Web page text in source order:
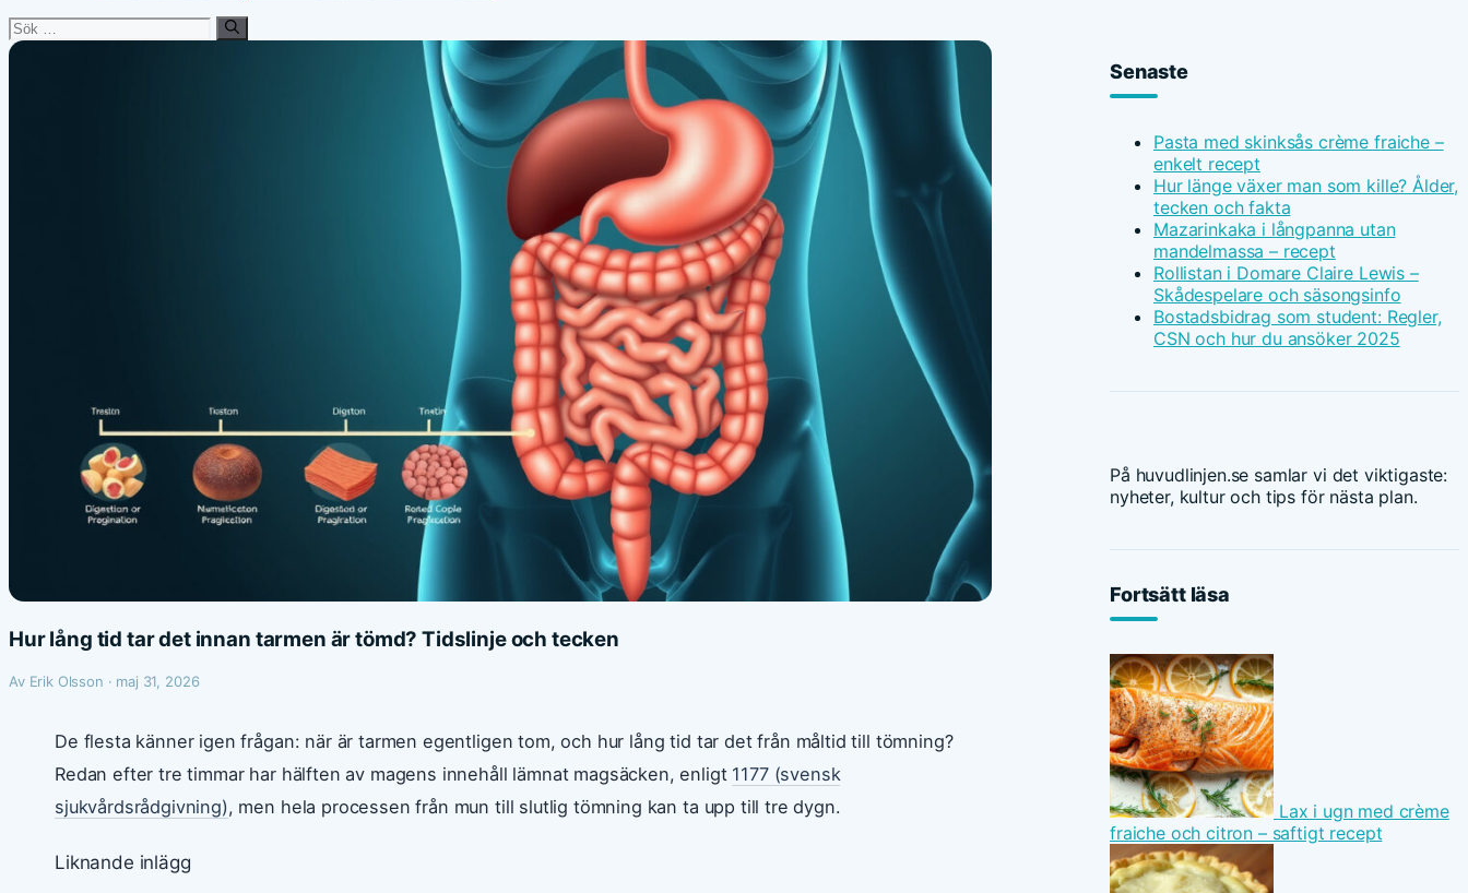
Sök
efter:
Hur lång tid tar det innan tarmen är tömd? Tidslinje och tecken
Av Erik Olsson · maj 31, 2026
De flesta känner igen frågan: när är tarmen egentligen tom, och hur lång tid tar det från måltid till tömning?
Redan efter tre timmar har hälften av magens innehåll lämnat magsäcken, enligt 1177 (svensk
sjukvårdsrådgivning), men hela processen från mun till slutlig tömning kan ta upp till tre dygn.
Liknande inlägg
Senaste
Pasta med skinksås crème fraiche –
enkelt recept
Hur länge växer man som kille? Ålder,
tecken och fakta
Mazarinkaka i långpanna utan
mandelmassa – recept
Rollistan i Domare Claire Lewis –
Skådespelare och säsongsinfo
Bostadsbidrag som student: Regler,
CSN och hur du ansöker 2025
På huvudlinjen.se samlar vi det viktigaste:
nyheter, kultur och tips för nästa plan.
Fortsätt läsa
Lax i ugn med crème
fraiche och citron – saftigt recept